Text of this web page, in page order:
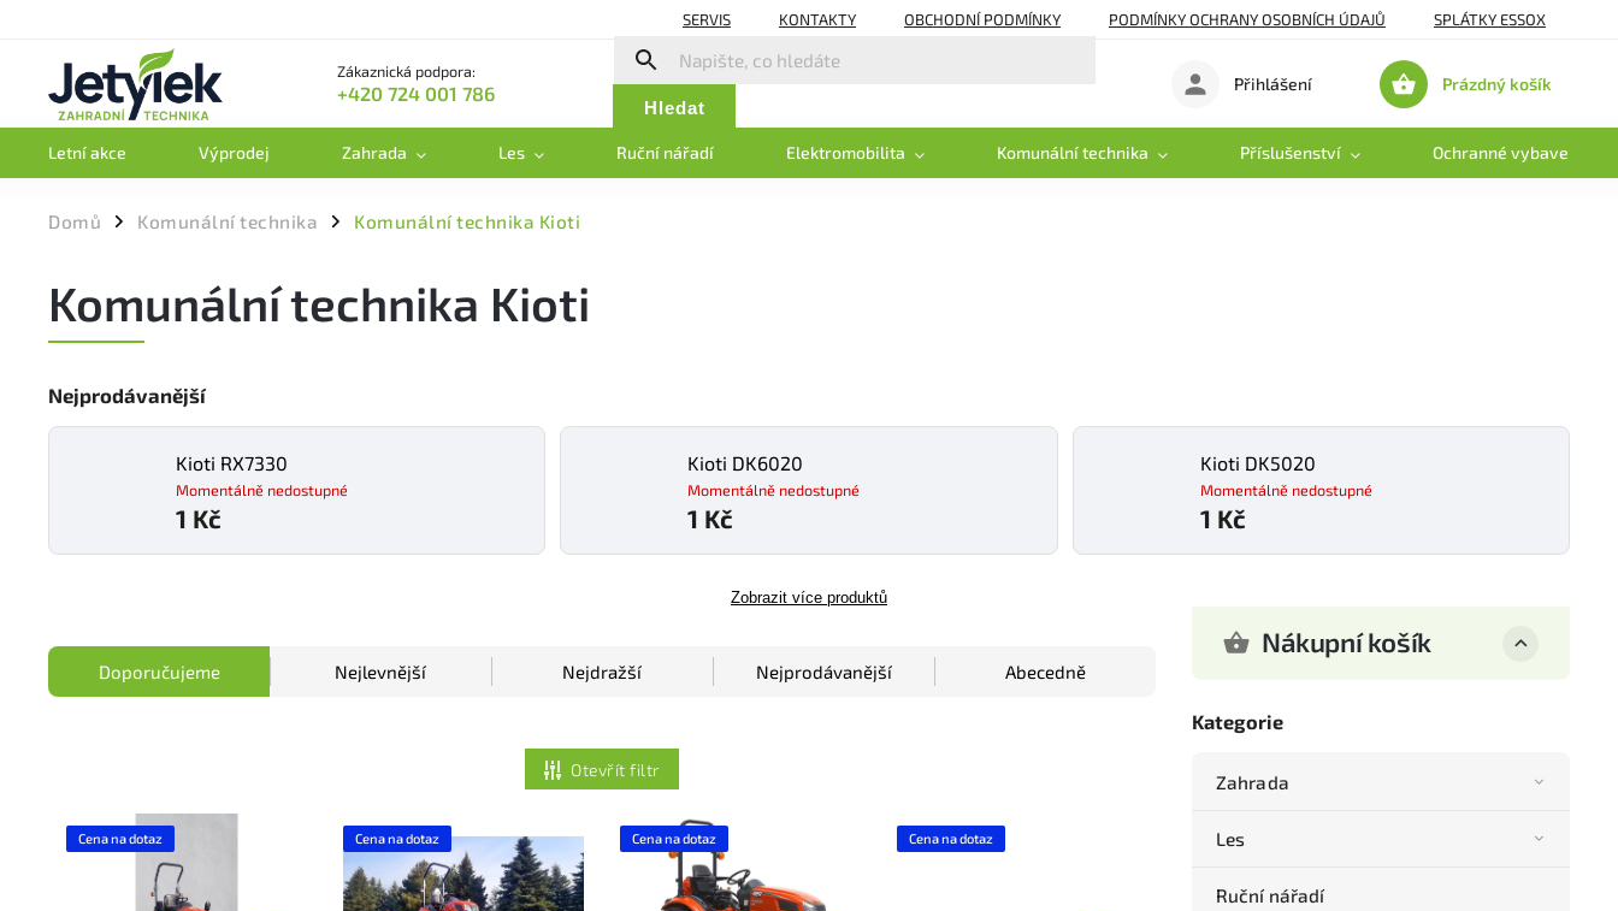
SERVIS KONTAKTY OBCHODNÍ PODMÍNKY PODMÍNKY OCHRANY OSOBNÍCH ÚDAJŮ SPLÁTKY ESSOX
Zákaznická podpora:
+420 724 001 786
Hledat
Nákupní
Prázdný košík
Přihlášení
Letní akce Výprodej Zahrada Les Ruční nářadí Elektromobilita Komunální technika Příslušenství Ochranné vybavení
Domů / Komunální technika / Komunální technika Kioti
Komunální technika Kioti
Nejprodávanější
Kioti RX7330
Momentálně nedostupné
1 Kč
Kioti DK6020
Momentálně nedostupné
1 Kč
Kioti DK5020
Momentálně nedostupné
1 Kč
Zobrazit více produktů
Nákupní košík
Kategorie
Zahrada
Les
Ruční nářadí
Doporučujeme Nejlevnější Nejdražší Nejprodávanější Abecedně
Otevřít filtr
Cena na dotaz Cena na dotaz Cena na dotaz Cena na dotaz